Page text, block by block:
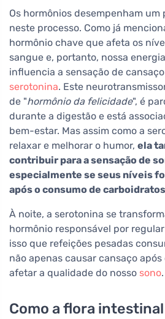
Os hormônios desempenham
neste processo. Como já
hormônio chave que afeta os
sangue e, portanto, nossa
influencia a sensação de
serotonina. Este
de "hormônio da felicidade", é
durante a digestão e está
bem-estar. Mas assim como a
relaxar e melhorar o humor, ela
contribuir para a sensação de
especialmente se seus níveis
após o consumo de carboidratos
À noite, a serotonina se
hormônio responsável por
isso que refeições pesadas
não apenas causar cansaço
afetar a qualidade do nosso sono.
Como a flora